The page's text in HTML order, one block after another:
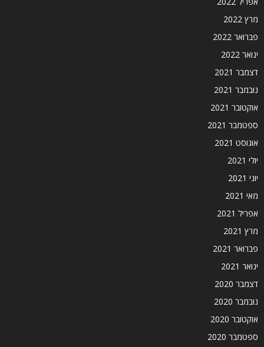
מרץ 2022
פברואר 2022
ינואר 2022
דצמבר 2021
נובמבר 2021
אוקטובר 2021
ספטמבר 2021
אוגוסט 2021
יולי 2021
יוני 2021
מאי 2021
אפריל 2021
מרץ 2021
פברואר 2021
ינואר 2021
דצמבר 2020
נובמבר 2020
אוקטובר 2020
ספטמבר 2020